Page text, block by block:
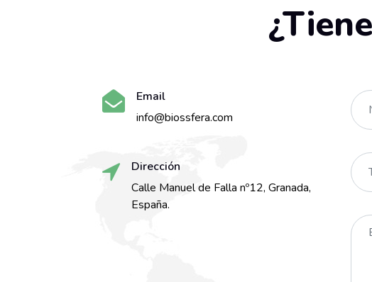
Email
info@biossfera.com
Dirección
Calle Manuel de Falla nº12, Granada,
España.